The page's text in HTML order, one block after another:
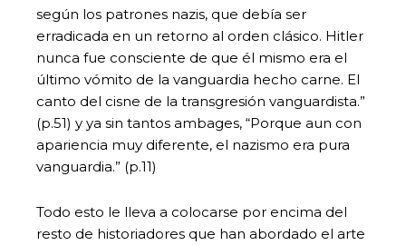
según los patrones nazis, que debía ser
erradicada en un retorno al orden clásico. Hitler
nunca fue consciente de que él mismo era el
último vómito de la vanguardia hecho carne. El
canto del cisne de la transgresión vanguardista.”
(p.51) y ya sin tantos ambages, “Porque aun con
apariencia muy diferente, el nazismo era pura
vanguardia.” (p.11)
Todo esto le lleva a colocarse por encima del
resto de historiadores que han abordado el arte